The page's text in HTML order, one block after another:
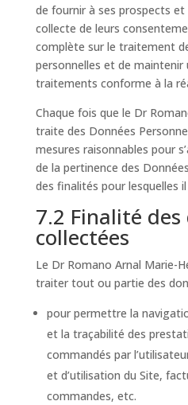
de fournir à ses prospects
collecte de leurs
complète sur le traitement
personnelles et de maintenir
traitements conforme à la
Chaque fois que le Dr
traite des Données
mesures raisonnables pour
de la pertinence des
des finalités pour lesquelles
7.2 Finalité des
collectées
Le Dr Romano Arnal Marie-
traiter tout ou partie des
pour permettre la
et la traçabilité des
commandés par
et d’utilisation du Site,
commandes, etc.